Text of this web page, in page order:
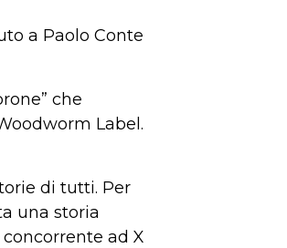
a Paolo Conte
che
Label.
di tutti. Per
una storia
ad X